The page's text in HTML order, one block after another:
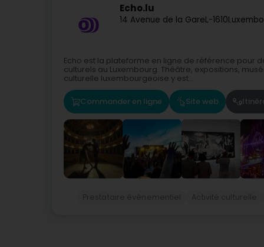
Echo.lu
14 Avenue de la GareL-1610
Echo est la plateforme en ligne de référence pour
culturels au Luxembourg. Théâtre, expositions,
culturelle luxembourgeoise y est...
Commander en ligne Site web